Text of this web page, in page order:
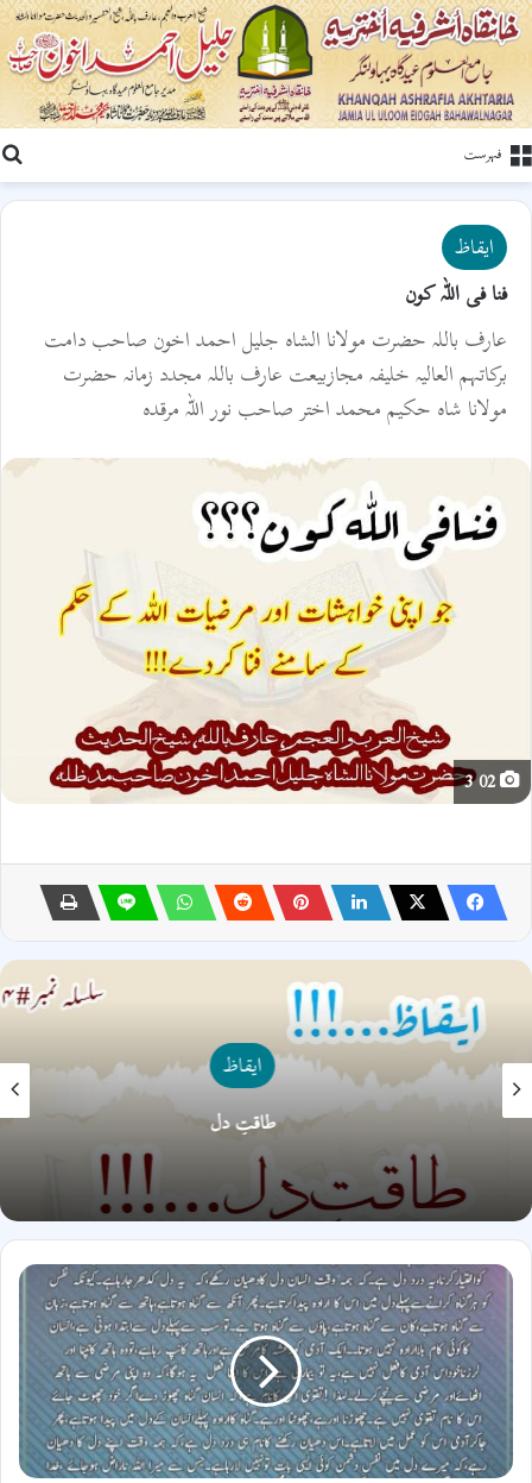
فہرست
ایقاظ
فنا فی اللہ کون
عارف باللہ حضرت مولانا الشاہ جلیل احمد اخون صاحب دامت
برکاتہم العالیہ خلیفہ مجازبیعت عارف باللہ مجدد زمانہ حضرت
مولانا شاہ حکیم محمد اختر صاحب نور اللہ مرقدہ
02 3
ایقاظ
طاقتِ دل
درددل